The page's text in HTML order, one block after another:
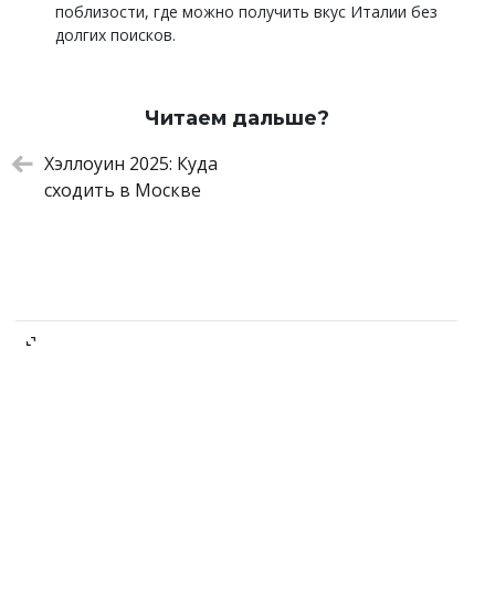
поблизости, где можно получить вкус Италии без
долгих поисков.
Читаем дальше?
Хэллоуин 2025: Куда
сходить в Москве